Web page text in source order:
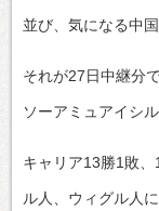
並び、気になる中
それが27日中継分
ソーアミュアイシ
キャリア13勝1敗
ル人、ウィグル人